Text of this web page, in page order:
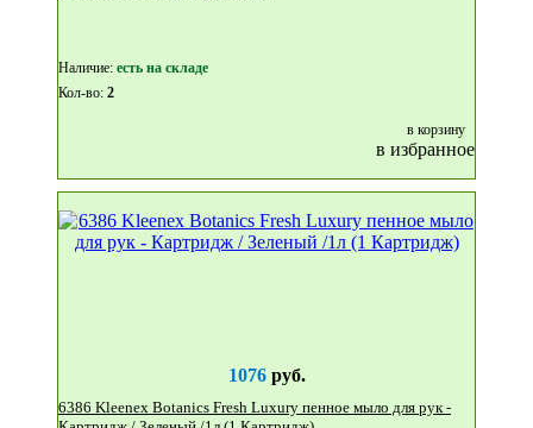
Наличие: eсть на складе
Кол-во: 2
в корзину
в избранное
1076руб.
6386 Kleenex Botanics Fresh Luxury пенное мыло для рук -